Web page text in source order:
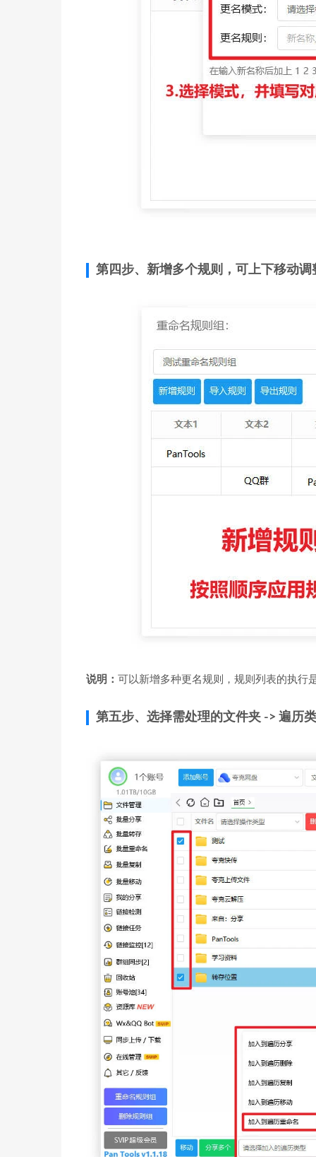
第四步、新增多个规则，可上下移动调
说明： 可以新增多种更名规则，规则列表的执行
第五步、选择需处理的文件夹 -> 遍历